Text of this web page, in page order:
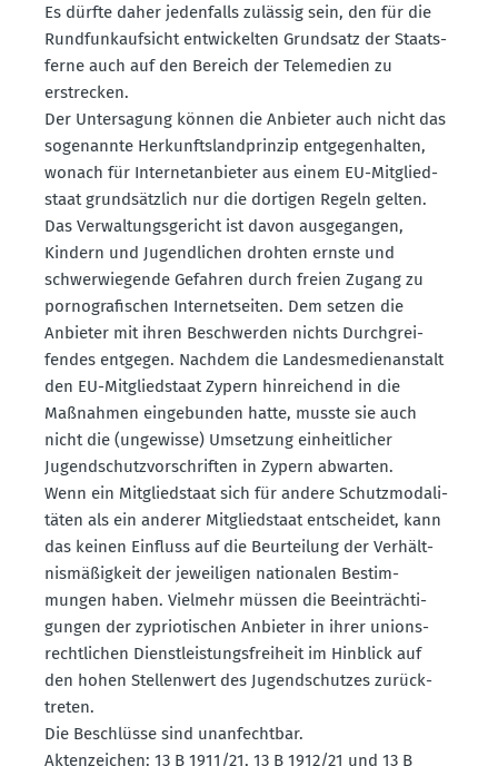
Es dürfte daher jeden­falls zulässig sein, den für die
Rundfunkauf­sicht entwi­ckelten Grundsatz der Staats­
ferne auch auf den Bereich der Telemedien zu
erstrecken.
Der Unter­sagung können die Anbieter auch nicht das
sogenannte Herkunfts­land­prinzip entge­gen­halten,
wonach für Inter­net­an­bieter aus einem EU-Mitglied­
staat grund­sätzlich nur die dortigen Regeln gelten.
Das Verwal­tungs­ge­richt ist davon ausge­gangen,
Kindern und Jugend­lichen drohten ernste und
schwer­wie­gende Gefahren durch freien Zugang zu
porno­gra­fi­schen Inter­net­seiten. Dem setzen die
Anbieter mit ihren Beschwerden nichts Durch­grei­
fendes entgegen. Nachdem die Landes­me­di­en­an­stalt
den EU-Mitglied­staat Zypern hinrei­chend in die
Maßnahmen einge­bunden hatte, musste sie auch
nicht die (ungewisse) Umsetzung einheit­licher
Jugend­schutz­vor­schriften in Zypern abwarten.
Wenn ein Mitglied­staat sich für andere Schutz­mo­da­li­
täten als ein anderer Mitglied­staat entscheidet, kann
das keinen Einfluss auf die Beurteilung der Verhält­
nis­mä­ßigkeit der jewei­ligen natio­nalen Bestim­
mungen haben. Vielmehr müssen die Beein­träch­ti­
gungen der zyprio­ti­schen Anbieter in ihrer unions­
recht­lichen Dienst­leis­tungs­freiheit im Hinblick auf
den hohen Stellenwert des Jugend­schutzes zurück­
treten.
Die Beschlüsse sind unanfechtbar.
Akten­zeichen: 13 B 1911/21, 13 B 1912/21 und 13 B